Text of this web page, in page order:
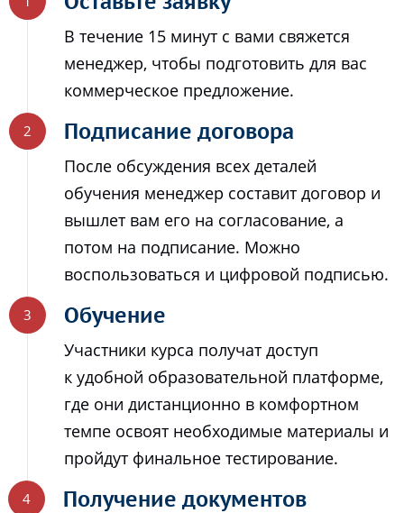
В течение 15 минут с вами свяжется
менеджер, чтобы подготовить для вас
коммерческое предложение.
Подписание договора
После обсуждения всех деталей
обучения менеджер составит договор и
вышлет вам его на согласование, а
потом на подписание. Можно
воспользоваться и цифровой подписью.
Обучение
Участники курса получат доступ
к удобной образовательной платформе,
где они дистанционно в комфортном
темпе освоят необходимые материалы и
пройдут финальное тестирование.
Получение документов